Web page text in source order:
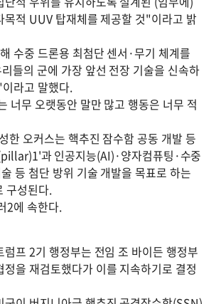
목적 UUV 탑재체를 제공할 것"이라고 밝
수중 드론용 최첨단 센서·무기 체계를
들의 군에 가장 앞선 전장 기술을 신속하
라고 말했다.
너무 오랫동안 말만 많고 행동은 너무 적
한 오커스는 핵추진 잠수함 공동 개발 등
과 인공지능(AI)·양자컴퓨팅·수중
등 첨단 방위 기술 개발을 목표로 하는
구성된다.
2에 속한다.
럼프 2기 행정부는 전임 조 바이든 행정부
을 재검토했다가 이를 지속하기로 결정